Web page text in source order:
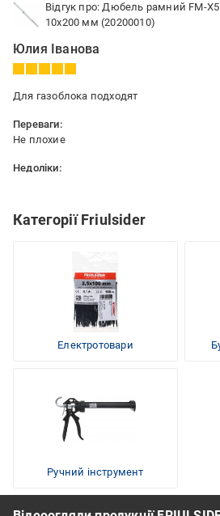
Відгук про: Дюбель рамний FM-
10x200 мм (20200010)
Юлия Іванова
Для газоблока подходят
Переваги:
Не плохие
Недоліки:
Категорії Friulsider
Електротовари
Ручний інструмент